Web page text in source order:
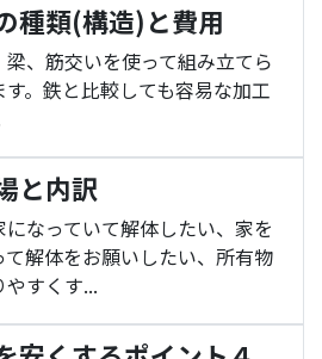
種類(構造)と費用
、筋交いを使って組み立てら
。鉄と比較しても容易な加工
と内訳
なっていて解体したい、家を
解体をお願いしたい、所有物
すくす...